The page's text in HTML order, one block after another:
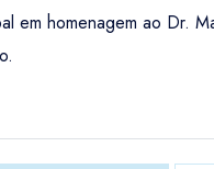
em homenagem ao Dr.